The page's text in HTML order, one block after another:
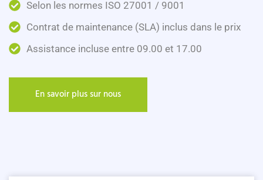
Selon les normes ISO 27001 / 9001
Contrat de maintenance (SLA) inclus dans le prix
Assistance incluse entre 09.00 et 17.00
En savoir plus sur nous